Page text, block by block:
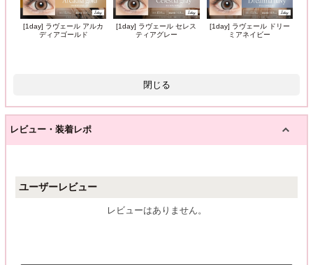
[1day] ラヴェール アルカ
ディアゴールド
[1day] ラヴェール セレス
ティアグレー
[1day] ラヴェール ドリー
ミアネイビー
閉じる
レビュー・装着レポ
ユーザーレビュー
レビューはありません。